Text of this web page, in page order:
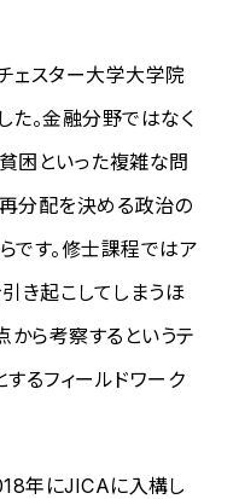
ェスター大学大学院
た。金融分野ではなく
困といった複雑な問
分配を決める政治の
です。修士課程ではア
き起こしてしまうほ
ら考察するというテ
るフィールドワーク
年にJICAに入構し